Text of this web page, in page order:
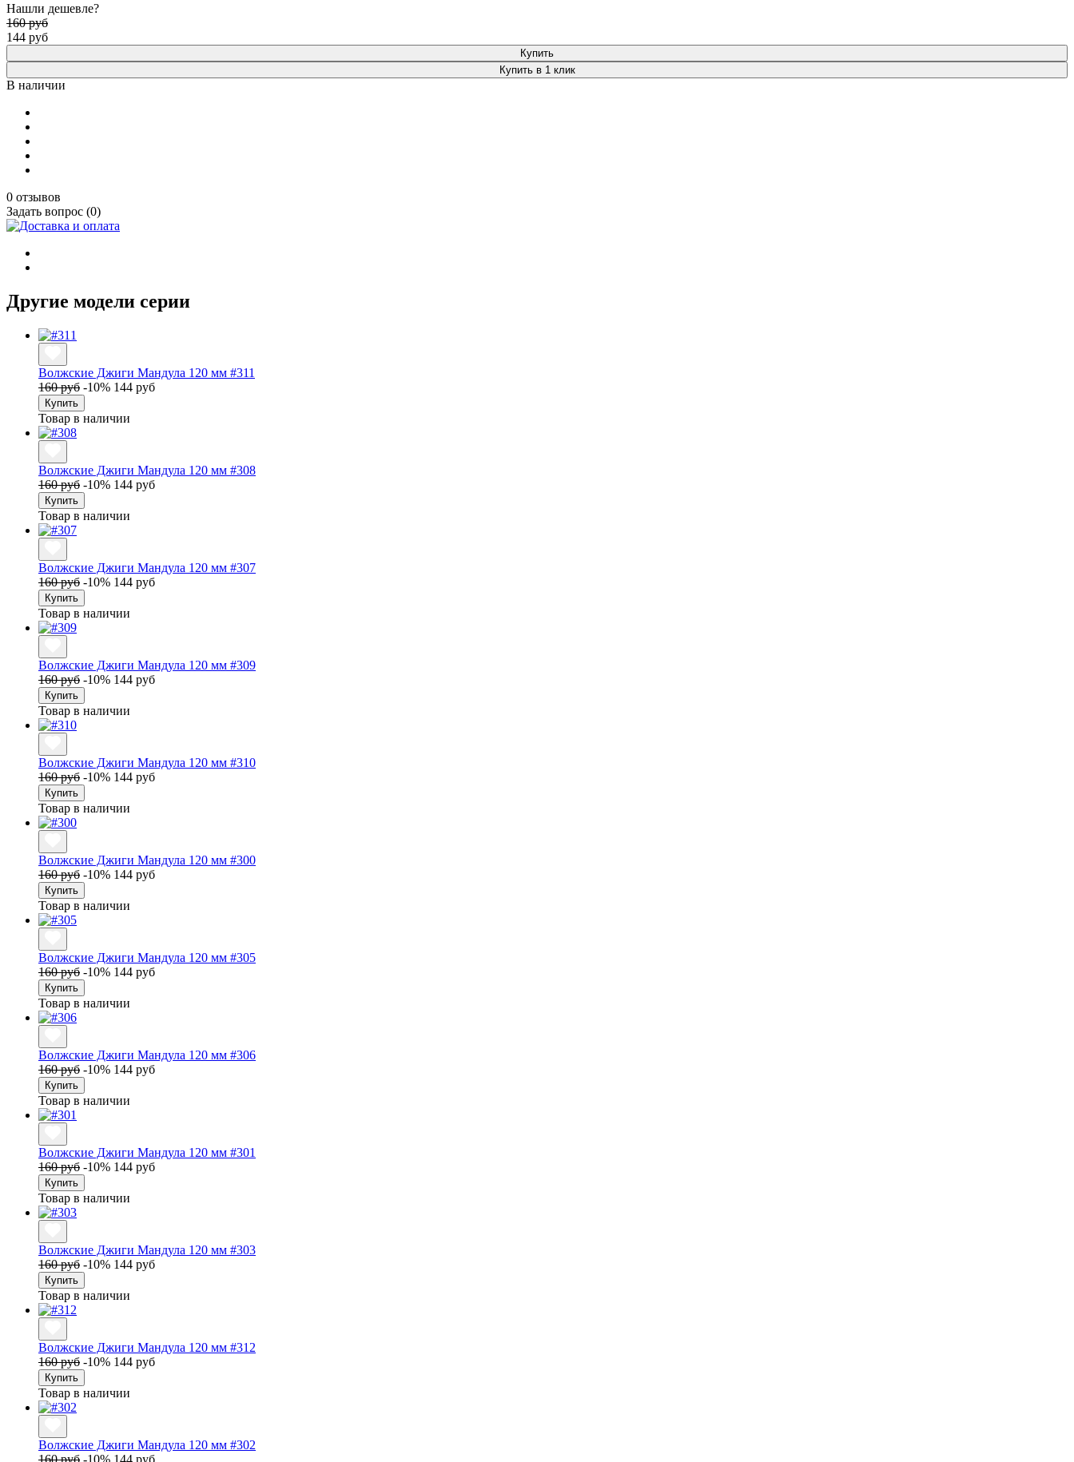
Нашли дешевле?
160 руб
144 руб
Купить
Купить в 1 клик
В наличии
0 отзывов
Задать вопрос (0)
Другие модели серии
Волжские Джиги Мандула 120 мм #311
160 руб -10% 144 руб
Купить
Товар в наличии
Волжские Джиги Мандула 120 мм #308
160 руб -10% 144 руб
Купить
Товар в наличии
Волжские Джиги Мандула 120 мм #307
160 руб -10% 144 руб
Купить
Товар в наличии
Волжские Джиги Мандула 120 мм #309
160 руб -10% 144 руб
Купить
Товар в наличии
Волжские Джиги Мандула 120 мм #310
160 руб -10% 144 руб
Купить
Товар в наличии
Волжские Джиги Мандула 120 мм #300
160 руб -10% 144 руб
Купить
Товар в наличии
Волжские Джиги Мандула 120 мм #305
160 руб -10% 144 руб
Купить
Товар в наличии
Волжские Джиги Мандула 120 мм #306
160 руб -10% 144 руб
Купить
Товар в наличии
Волжские Джиги Мандула 120 мм #301
160 руб -10% 144 руб
Купить
Товар в наличии
Волжские Джиги Мандула 120 мм #303
160 руб -10% 144 руб
Купить
Товар в наличии
Волжские Джиги Мандула 120 мм #312
160 руб -10% 144 руб
Купить
Товар в наличии
Волжские Джиги Мандула 120 мм #302
160 руб -10% 144 руб